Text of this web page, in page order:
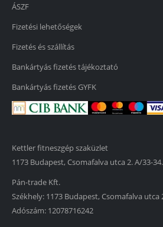
ÁSZF
Fizetési lehetőségek
Fizetés és szállítás
Bankártyás fizetés tájékoztató
Bankártyás fizetés GYFK
Kettler fitneszgép szaküzlet
1173 Budapest, Csomafalva utca 2. A/33-
Pán-trade Kft.
Székhely: 1173 Budapest, Csomafalva utca
Adószám: 12078716242